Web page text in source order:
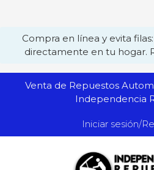
Compra en línea y evita
directamente en tu hogar.
Venta de Repuestos
Independencia
Iniciar sesión/